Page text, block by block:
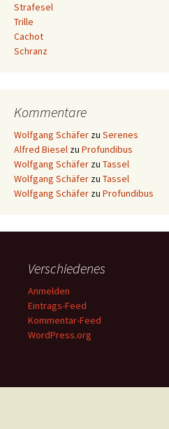
Strafesel
Trille
Cachot
Schranz
Kommentare
Wolfgang Schäfer zu Serenes
Alfred Biesel zu Profundibus
Wolfgang Schäfer zu Tassel
Wolfgang Schäfer zu Tassel
Wolfgang Schäfer zu Profundibus
Verschiedenes
Anmelden
Eintrags-Feed
Kommentar-Feed
WordPress.org